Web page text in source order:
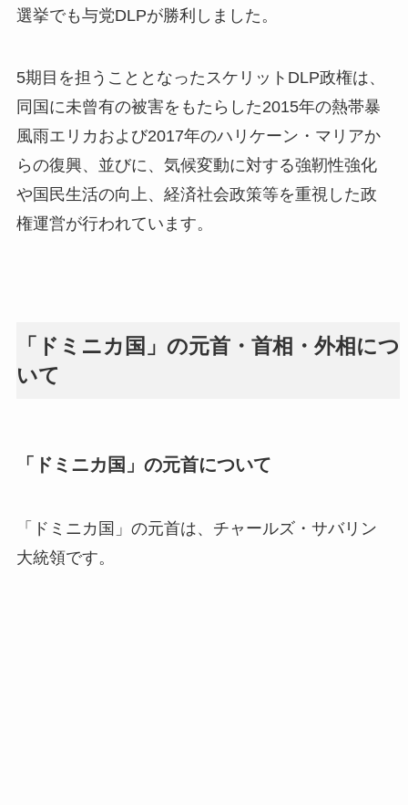
選挙でも与党DLPが勝利しました。
5期目を担うこととなったスケリットDLP政権は、
同国に未曾有の被害をもたらした2015年の熱帯暴
風雨エリカおよび2017年のハリケーン・マリアか
らの復興、並びに、気候変動に対する強靭性強化
や国民生活の向上、経済社会政策等を重視した政
権運営が行われています。
「ドミニカ国」の元首・首相・外相につ
いて
「ドミニカ国」の元首について
「ドミニカ国」の元首は、チャールズ・サバリン
大統領です。